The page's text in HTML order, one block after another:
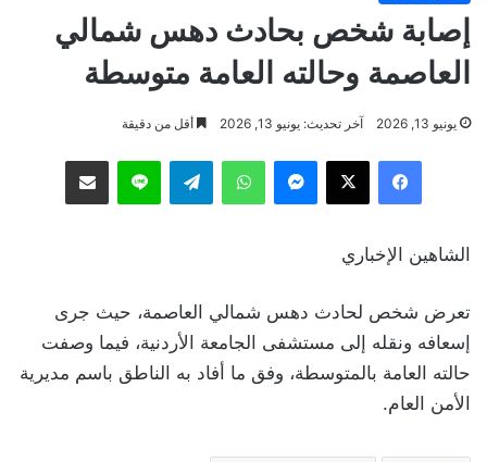
إصابة شخص بحادث دهس شمالي
العاصمة وحالته العامة متوسطة
يونيو 13, 2026 آخر تحديث: يونيو 13, 2026 أقل من دقيقة
فيسبوك ‫X ماسنجر واتساب تيلقرام لاين مشاركة عبر البريد
الشاهين الإخباري
تعرض شخص لحادث دهس شمالي العاصمة، حيث جرى
إسعافه ونقله إلى مستشفى الجامعة الأردنية، فيما وصفت
حالته العامة بالمتوسطة، وفق ما أفاد به الناطق باسم مديرية
الأمن العام.